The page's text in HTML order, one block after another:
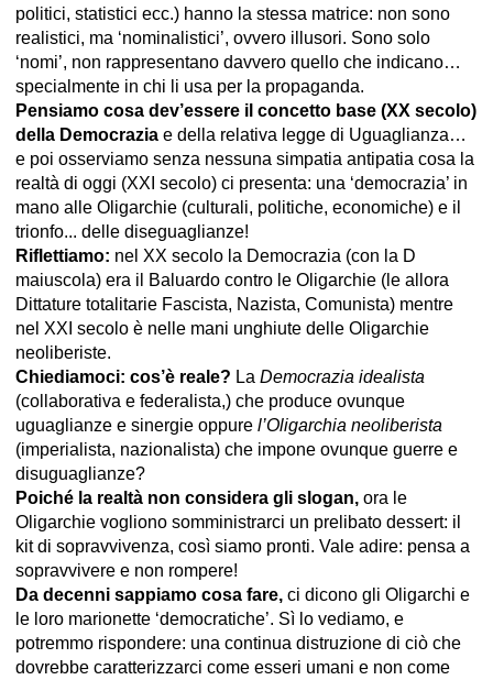
politici, statistici ecc.) hanno la stessa matrice: non sono
realistici, ma ‘nominalistici’, ovvero illusori. Sono solo
‘nomi’, non rappresentano davvero quello che indicano…
specialmente in chi li usa per la propaganda.
Pensiamo cosa dev’essere il concetto base (XX secolo)
della Democrazia e della relativa legge di Uguaglianza…
e poi osserviamo senza nessuna simpatia antipatia cosa la
realtà di oggi (XXI secolo) ci presenta: una ‘democrazia’ in
mano alle Oligarchie (culturali, politiche, economiche) e il
trionfo... delle diseguaglianze!
Riflettiamo: nel XX secolo la Democrazia (con la D
maiuscola) era il Baluardo contro le Oligarchie (le allora
Dittature totalitarie Fascista, Nazista, Comunista) mentre
nel XXI secolo è nelle mani unghiute delle Oligarchie
neoliberiste.
Chiediamoci: cos’è reale? La Democrazia idealista
(collaborativa e federalista,) che produce ovunque
uguaglianze e sinergie oppure l’Oligarchia neoliberista
(imperialista, nazionalista) che impone ovunque guerre e
disuguaglianze?
Poiché la realtà non considera gli slogan, ora le
Oligarchie vogliono somministrarci un prelibato dessert: il
kit di sopravvivenza, così siamo pronti. Vale adire: pensa a
sopravvivere e non rompere!
Da decenni sappiamo cosa fare, ci dicono gli Oligarchi e
le loro marionette ‘democratiche’. Sì lo vediamo, e
potremmo rispondere: una continua distruzione di ciò che
dovrebbe caratterizzarci come esseri umani e non come